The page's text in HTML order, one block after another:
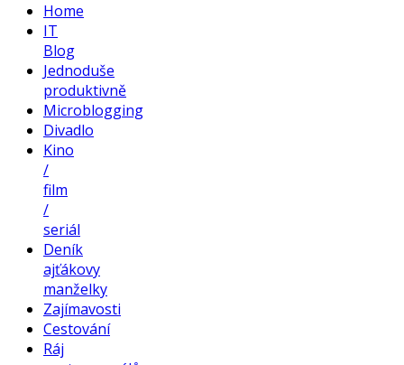
Home
IT
Blog
Jednoduše
produktivně
Microblogging
Divadlo
Kino
/
film
/
seriál
Deník
ajťákovy
manželky
Zajímavosti
Cestování
Ráj